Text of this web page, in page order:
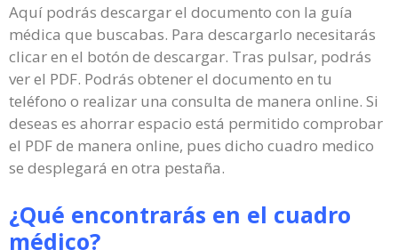
Aquí podrás descargar el documento con la guía
médica que buscabas. Para descargarlo necesitarás
clicar en el botón de descargar. Tras pulsar, podrás
ver el PDF. Podrás obtener el documento en tu
teléfono o realizar una consulta de manera online. Si
deseas es ahorrar espacio está permitido comprobar
el PDF de manera online, pues dicho cuadro medico
se desplegará en otra pestaña.
¿Qué encontrarás en el cuadro
médico?